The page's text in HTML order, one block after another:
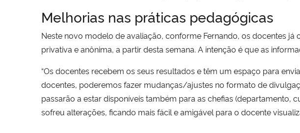
Melhorias nas práticas pedagógicas
Neste novo modelo de avaliação, conforme Fernando, os docentes
privativa e anônima, a partir desta semana. A intenção é que as
“Os docentes recebem os seus resultados e têm um espaço para
docentes, poderemos fazer mudanças/ajustes no formato de
passarão a estar disponíveis também para as chefias (departamento,
sofreu alterações, ficando mais fácil e amigável para o docente